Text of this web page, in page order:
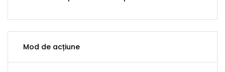
Mod de acțiune